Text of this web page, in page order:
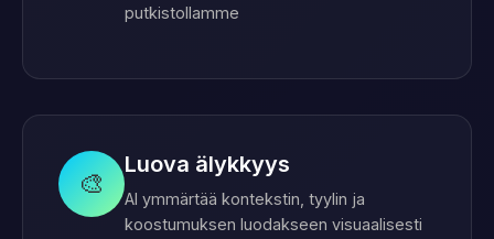
putkistollamme
🎨
Luova älykkyys
AI ymmärtää kontekstin, tyylin ja
koostumuksen luodakseen visuaalisesti